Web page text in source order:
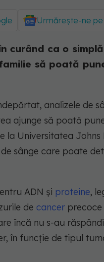
Urmărește-ne
curând ca o
să poată
analizele de
ajunge să poată
la Universitatea
sânge care poate
ADN și proteine,
de cancer
încă nu s-au
în funcție de tipul